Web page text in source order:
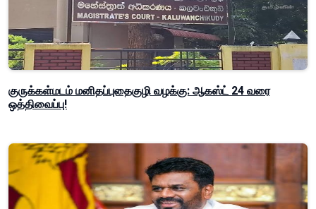
குருக்கள்மடம் மனிதப்புதைகுழி வழக்கு: ஆகஸ்ட் 24 வரை
ஒத்திவைப்பு!